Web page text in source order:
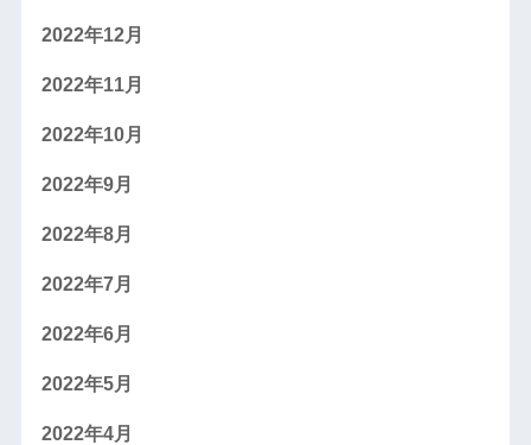
2022年12月
2022年11月
2022年10月
2022年9月
2022年8月
2022年7月
2022年6月
2022年5月
2022年4月